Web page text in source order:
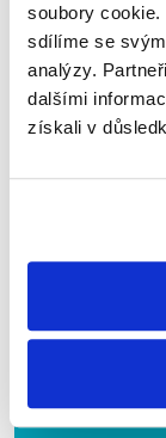
soubory
sdílíme se
analýzy.
dalšími
získali v
Výletní
Stanislav